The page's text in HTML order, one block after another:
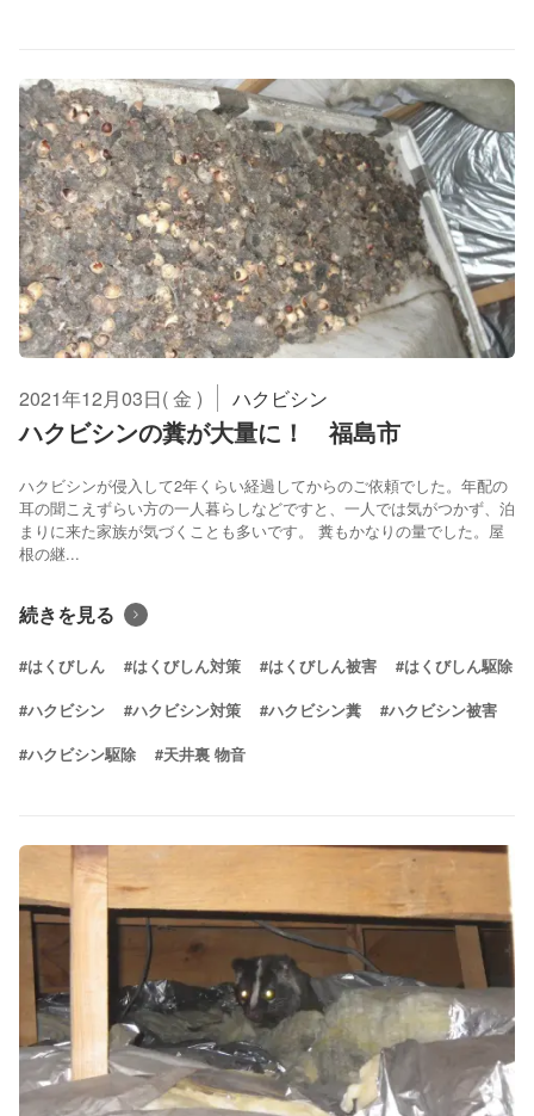
2021年12月03日( 金 ) ハクビシン
ハクビシンの糞が大量に！ 福島市
ハクビシンが侵入して2年くらい経過してからのご依頼でした。年配の
耳の聞こえずらい方の一人暮らしなどですと、一人では気がつかず、泊
まりに来た家族が気づくことも多いです。 糞もかなりの量でした。屋
根の継...
続きを見る
#はくびしん #はくびしん対策 #はくびしん被害 #はくびしん駆除
#ハクビシン #ハクビシン対策 #ハクビシン糞 #ハクビシン被害
#ハクビシン駆除 #天井裏 物音